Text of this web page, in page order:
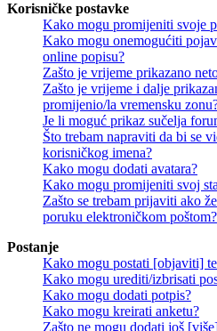
Korisničke postavke
Kako mogu promijeniti svoje
Kako mogu onemogućiti
online popisu?
Zašto je vrijeme prikazano
Zašto je vrijeme i dalje
promijenio/la vremensku
Je li moguć prikaz sučelja
Što trebam napraviti da bi se
korisničkog imena?
Kako mogu dodati avatara?
Kako mogu promijeniti svoj
Zašto se trebam prijaviti ako
poruku elektroničkom poštom?
Postanje
Kako mogu postati [objaviti]
Kako mogu urediti/izbrisati
Kako mogu dodati potpis?
Kako mogu kreirati anketu?
Zašto ne mogu dodati još